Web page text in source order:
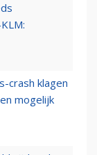
crash klagen
mogelijk